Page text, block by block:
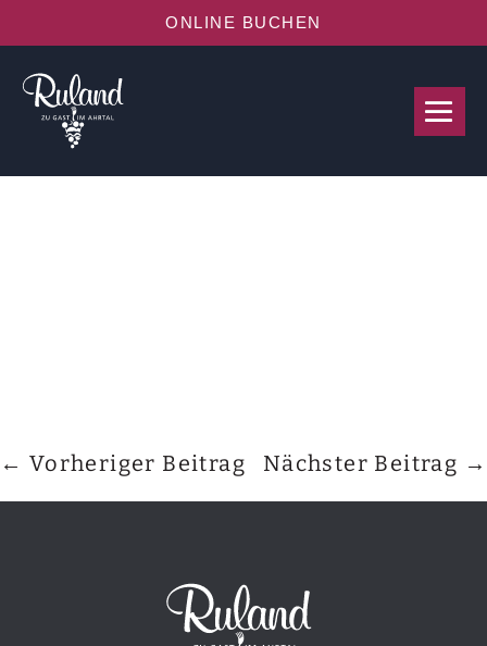
ONLINE BUCHEN
← Vorheriger Beitrag Nächster Beitrag →